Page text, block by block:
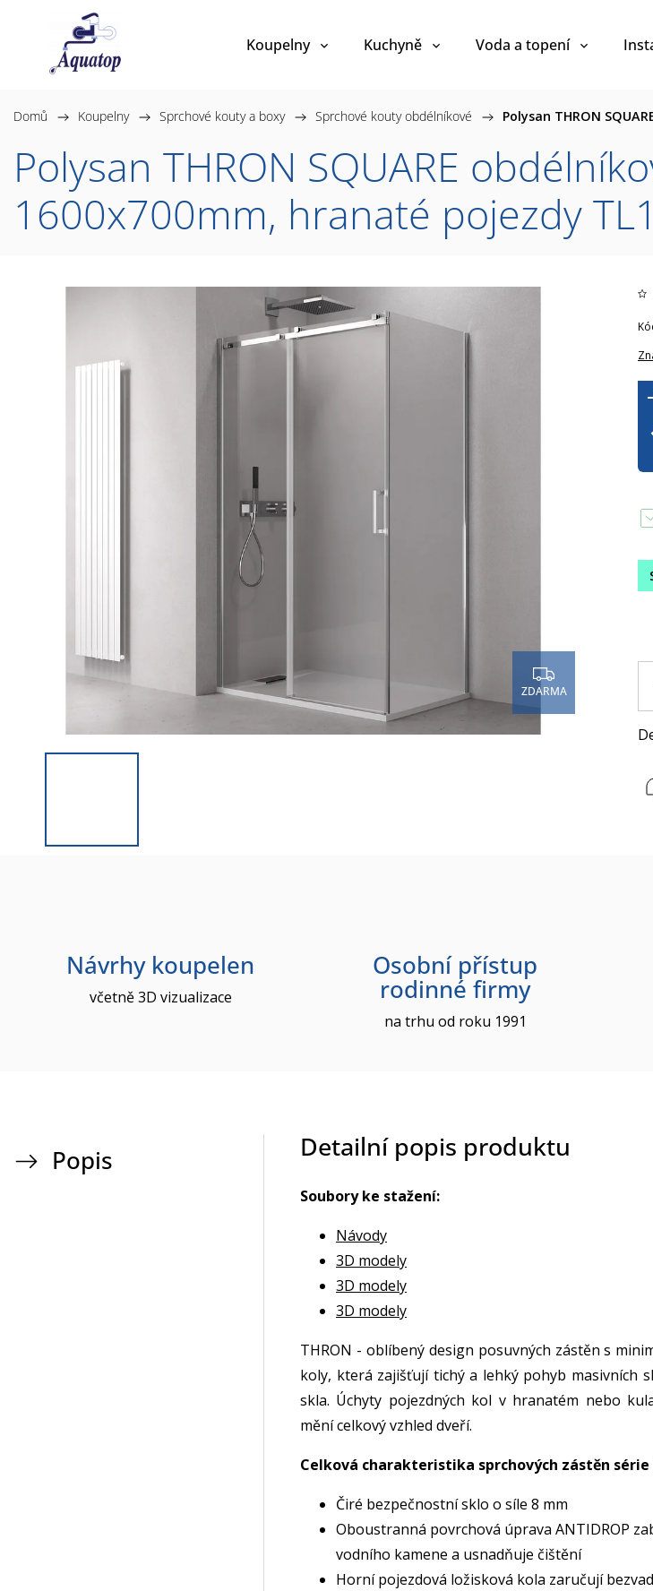
Koupelny Kuchyně Voda a topení
Domů / Koupelny / Sprchové kouty a boxy / Sprchové kouty obdélníkové / Polysan THRON
Polysan THRON SQUARE
1600x700mm, hranaté pojezdy
ZDARMA
Návrhy koupelen
včetně 3D vizualizace
Osobní přístup
rodinné firmy
na trhu od roku 1991
Popis Detailní popis produktu
Soubory ke stažení:
Návody
3D modely
3D modely
3D modely
THRON - oblíbený design posuvných zástěn s
koly, která zajišťují tichý a lehký pohyb masivních
skla. Úchyty pojezdných kol v hranatém nebo
mění celkový vzhled dveří.
Celková charakteristika sprchových zástěn série
Čiré bezpečnostní sklo o síle 8 mm
Oboustranná povrchová úprava ANTIDROP
vodního kamene a usnadňuje čištění
Horní pojezdová ložisková kola zaručují